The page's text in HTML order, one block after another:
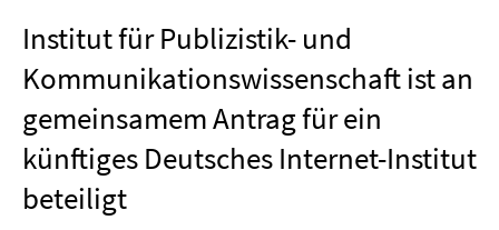
Institut für Publizistik- und
Kommunikationswissenschaft ist an
gemeinsamem Antrag für ein
künftiges Deutsches Internet-Institut
beteiligt